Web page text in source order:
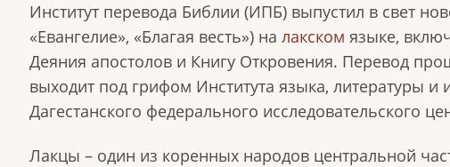
Институт перевода Библии (ИПБ) выпустил в свет
«Евангелие», «Благая весть») на лакском языке,
Деяния апостолов и Книгу Откровения. Перевод
выходит под грифом Института языка, литературы и
Дагестанского федерального исследовательского
Лакцы – один из коренных народов центральной